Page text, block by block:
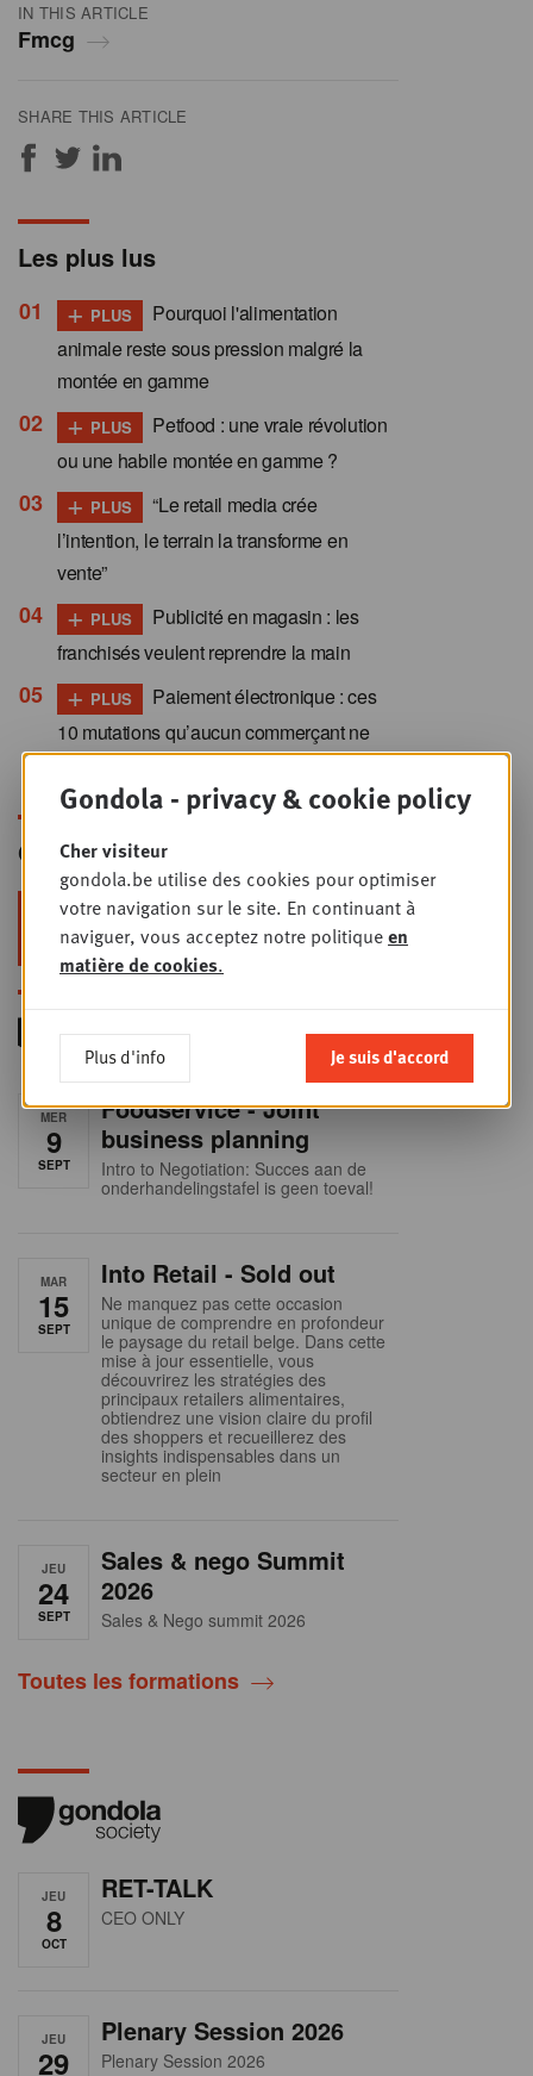
IN THIS ARTICLE
Fmcg
SHARE THIS ARTICLE
Les plus lus
+ PLUS
Pourquoi l'alimentation
animale reste sous pression malgré la
montée en gamme
+ PLUS
Petfood : une vraie révolution
ou une habile montée en gamme ?
+ PLUS
“Le retail media crée
l’intention, le terrain la transforme en
vente”
+ PLUS
Publicité en magasin : les
franchisés veulent reprendre la main
+ PLUS
Paiement électronique : ces
10 mutations qu’aucun commerçant ne
peut ignorer
Gondola Newsletter
Restez au top dans le retail & le
foodservice !
MER
9
SEPT
Foodservice - Joint
business planning
Intro to Negotiation: Succes aan de
onderhandelingstafel is geen toeval!
MAR
15
SEPT
Into Retail - Sold out
Ne manquez pas cette occasion
unique de comprendre en profondeur
le paysage du retail belge. Dans cette
mise à jour essentielle, vous
découvrirez les stratégies des
principaux retailers alimentaires,
obtiendrez une vision claire du profil
des shoppers et recueillerez des
insights indispensables dans un
secteur en plein
JEU
24
SEPT
Sales & nego Summit
2026
Sales & Nego summit 2026
Toutes les formations
JEU
8
OCT
RET-TALK
CEO ONLY
JEU
29
Plenary Session 2026
Plenary Session 2026
Gondola - privacy & cookie policy
Cher visiteur
gondola.be utilise des cookies pour optimiser
votre navigation sur le site. En continuant à
naviguer, vous acceptez notre politiqueen
matière de cookies.
Plus d'info Je suis d'accord